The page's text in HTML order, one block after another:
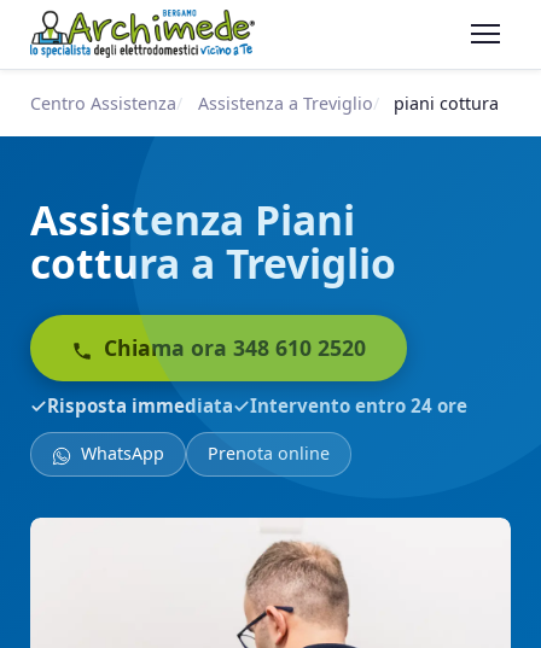
Centro Assistenza Assistenza a Treviglio piani cottura
Assistenza Piani
cottura a Treviglio
Chiama ora 348 610 2520
Risposta immediata Intervento entro 24 ore
WhatsApp Prenota online